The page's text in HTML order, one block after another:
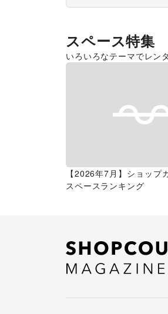
スペース特集
いろいろなテーマでレン
【2026年7月】ショップ
スペースランキング